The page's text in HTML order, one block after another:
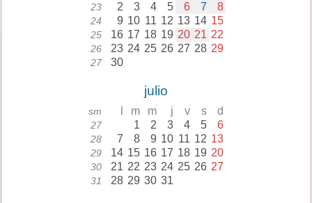
23 2 3 4 5 6 7 8
24 9 10 11 12 13 14 15
25 16 17 18 19 20 21 22
26 23 24 25 26 27 28 29
27 30
julio
sm m m j v s d
27 1 2 3 4 5 6
28 7 8 9 10 11 12 13
29 14 15 16 17 18 19 20
30 21 22 23 24 25 26 27
31 28 29 30 31